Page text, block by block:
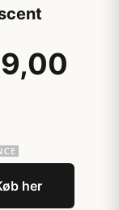
her